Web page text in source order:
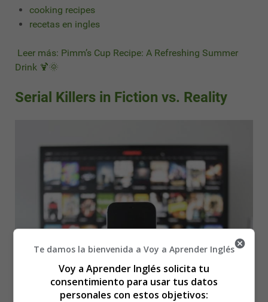
cooking recipes
recetas en ingles
Leer más: Pimm’s Cup Recipe: A Refreshing Summer
Drink 🍹🌞
Serial Killers in Fiction vs. Reality
Te damos la bienvenida a Voy a Aprender Inglés
Voy a Aprender Inglés solicita tu
consentimiento para usar tus datos
personales con estos objetivos: